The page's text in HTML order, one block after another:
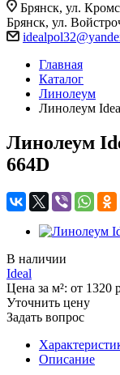
Брянск, ул.
Брянск, ул.
Главная
Каталог
Линолеум
Линолеум
Линолеум
664D
В наличии
Ideal
Цена за м²: от 1320
Уточнить цену
Задать вопрос
Описание